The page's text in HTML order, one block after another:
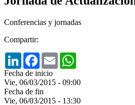
Conferencias y jornadas
Compartir:
LinkedInFacebook
Email
Fecha de inicio
Vie, 06/03/2015 - 09:00
Fecha de fin
Vie, 06/03/2015 - 13:30